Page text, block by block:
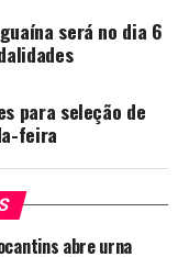
será no dia 6
para seleção de
feira
abre urna